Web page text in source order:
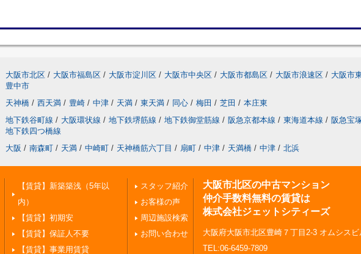
大阪市北区 / 大阪市福島区 / 大阪市淀川区 / 大阪市中央区 / 大阪市都島区 / 大阪市浪速区 / 大阪市
豊中市
天神橋 / 西天満 / 豊崎 / 中津 / 天満 / 東天満 / 同心 / 梅田 / 芝田 / 本庄東
地下鉄谷町線 / 大阪環状線 / 地下鉄堺筋線 / 地下鉄御堂筋線 / 阪急京都本線 / 東海道本線 / 阪急宝
地下鉄四つ橋線
大阪 / 南森町 / 天満 / 中崎町 / 天神橋筋六丁目 / 扇町 / 中津 / 天満橋 / 中津 / 北浜
【賃貸】新築築浅（5年以
内）
【賃貸】初期安
【賃貸】保証人不要
【賃貸】事業用賃貸
スタッフ紹介
お客様の声
周辺施設検索
お問い合わせ
大阪市北区の中古マンション
仲介手数料無料の賃貸は
株式会社ジェットシティーズ
大阪府大阪市北区豊崎７丁目2-3 オムシスビ
TEL:06-6459-7809